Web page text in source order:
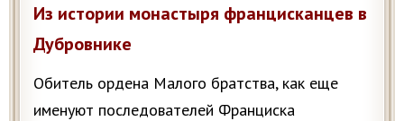
Из истории монастыря францисканцев в
Дубровнике
Обитель ордена Малого братства, как еще
именуют последователей Франциска